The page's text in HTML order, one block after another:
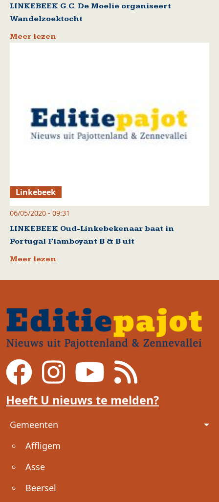
LINKEBEEK G.C. De Moelie organiseert
Wandelzoektocht
Meer lezen
Linkebeek
06/05/2020 - 09:31
LINKEBEEK Oud-Linkebekenaar baat in
Portugal Flamboyant B & B uit
Meer lezen
Heeft U nieuws te melden?
Voet
Gemeenten
Affligem
Asse
Beersel